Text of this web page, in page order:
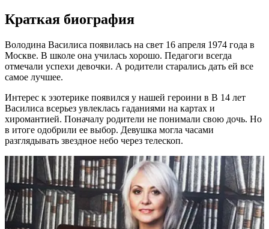
Краткая биография
Володина Василиса появилась на свет 16 апреля 1974 года в
Москве. В школе она училась хорошо. Педагоги всегда
отмечали успехи девочки. А родители старались дать ей все
самое лучшее.
Интерес к эзотерике появился у нашей героини в В 14 лет
Василиса всерьез увлеклась гаданиями на картах и
хиромантией. Поначалу родители не понимали свою дочь. Но
в итоге одобрили ее выбор. Девушка могла часами
разглядывать звездное небо через телескоп.